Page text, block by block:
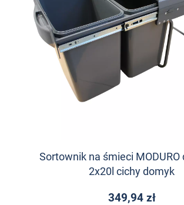
Sortownik na śmieci MODURO
2x20l cichy domyk
349,94 zł